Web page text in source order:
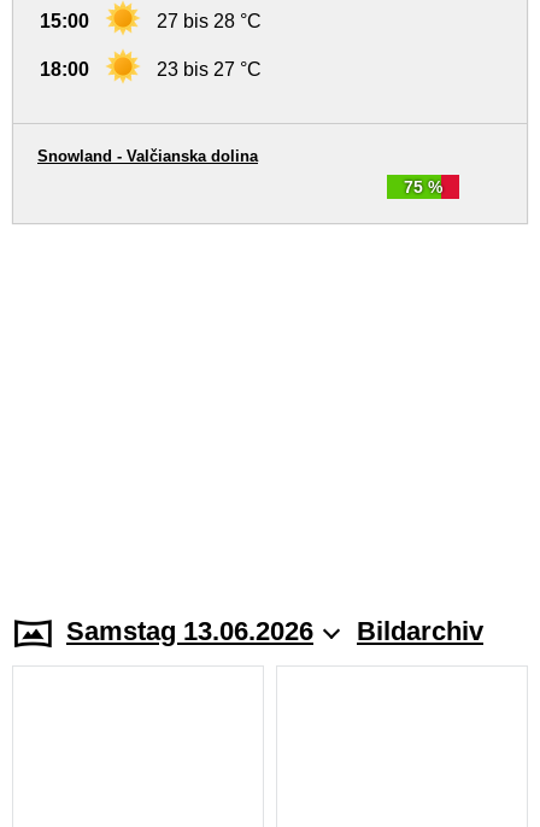
15:00 27 bis 28 °C
18:00 23 bis 27 °C
75 %
Snowland - Valčianska dolina
Samstag 13.06.2026 Bildarchiv